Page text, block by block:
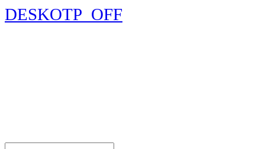
DESKOTP_OFF